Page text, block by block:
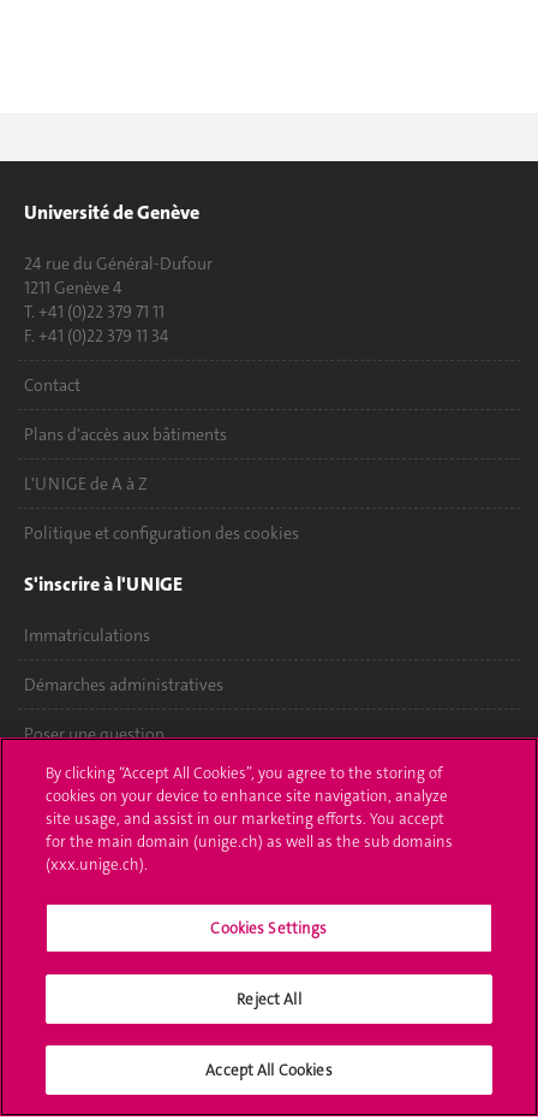
Université de Genève
24 rue du Général-Dufour
1211 Genève 4
T. +41 (0)22 379 71 11
F. +41 (0)22 379 11 34
Contact
Plans d'accès aux bâtiments
L'UNIGE de A à Z
Politique et configuration des cookies
S'inscrire à l'UNIGE
Immatriculations
Démarches administratives
Poser une question
L'UNIGE vous informe
UNIGE Mobile
Bibliothèque
Médias sociaux UNIGE
By clicking “Accept All Cookies”, you agree to the storing of
cookies on your device to enhance site navigation, analyze
site usage, and assist in our marketing efforts. You accept
for the main domain (unige.ch) as well as the sub domains
(xxx.unige.ch).
Cookies Settings
Reject All
Accept All Cookies